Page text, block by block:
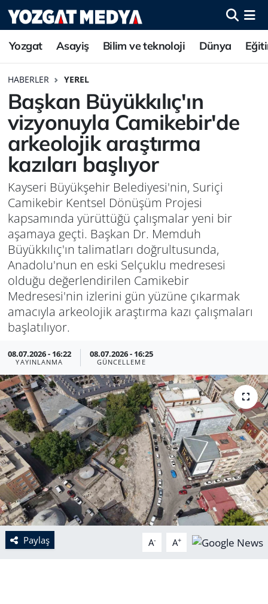
Yozgat Asayiş Bilim ve teknoloji Dünya
HABERLER YEREL
Başkan Büyükkılıç'ın
vizyonuyla Camikebir'de
arkeolojik araştırma
kazıları başlıyor
Kayseri Büyükşehir Belediyesi'nin, Suriçi
Camikebir Kentsel Dönüşüm Projesi
kapsamında yürüttüğü çalışmalar yeni bir
aşamaya geçti. Başkan Dr. Memduh
Büyükkılıç'ın talimatları doğrultusunda,
Anadolu'nun en eski Selçuklu medresesi
olduğu değerlendirilen Camikebir
Medresesi'nin izlerini gün yüzüne çıkarmak
amacıyla arkeolojik araştırma kazı çalışmaları
başlatılıyor.
08.07.2026 - 16:22
YAYINLANMA
08.07.2026 - 16:25
GÜNCELLEME
Paylaş A- A+